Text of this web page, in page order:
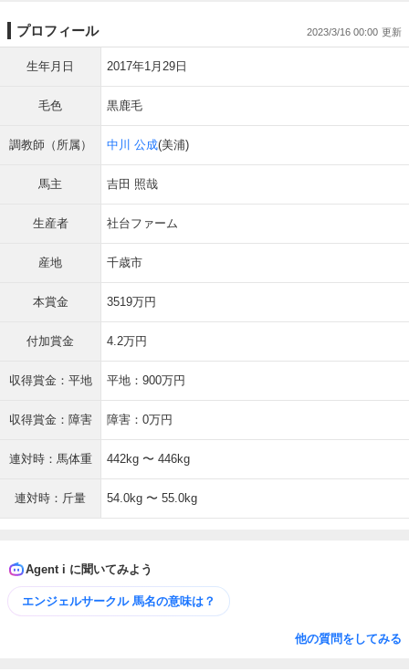
プロフィール 2023/3/16 00:00
生年月日 2017年1月29日
毛色 黒鹿毛
調教師（所属） 中川 公成(美浦)
馬主 吉田 照哉
生産者 社台ファーム
産地 千歳市
本賞金 3519万円
付加賞金 4.2万円
収得賞金：平地 平地：900万円
収得賞金：障害 障害：0万円
連対時：馬体重 442kg 〜 446kg
連対時：斤量 54.0kg 〜 55.0kg
Agent i に聞いてみよう
エンジェルサークル 馬名の意味は？
他の質問をしてみる